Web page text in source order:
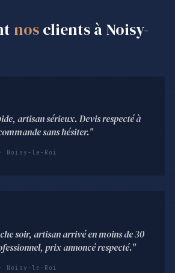
nosclients à Noisy-
artisan sérieux. Devis respecté à
sans hésiter."
le-Roi
soir, artisan arrivé en moins de 30
prix annoncé respecté."
le-Roi